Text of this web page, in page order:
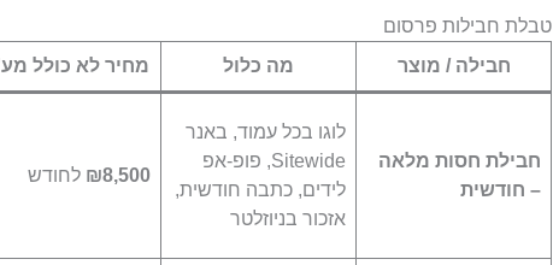
טבלת חבילות פרסום
חבילה / מוצר
מה כלול מחיר לא כולל
חבילת חסות מלאה
– חודשית
לוגו בכל עמוד, באנר
Sitewide, פופ-אפ
לידים, כתבה חודשית,
אזכור בניוזלטר
₪8,500 לחודש